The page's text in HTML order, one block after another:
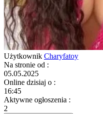
Użytkownik Charyfatoy
Na stronie od :
05.05.2025
Online dzisiaj o :
16:45
Aktywne ogłoszenia :
2